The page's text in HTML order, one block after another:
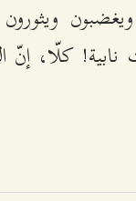
ويغضبون
كلّا، إنّ